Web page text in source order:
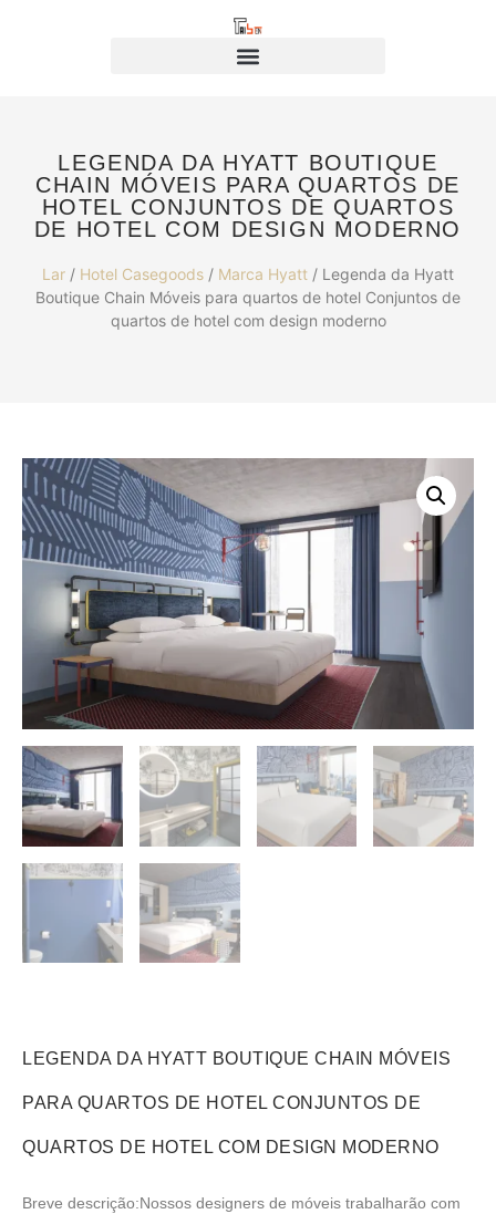
LEGENDA DA HYATT BOUTIQUE
CHAIN MÓVEIS PARA QUARTOS DE
HOTEL CONJUNTOS DE QUARTOS
DE HOTEL COM DESIGN MODERNO
Lar / Hotel Casegoods / Marca Hyatt / Legenda da Hyatt
Boutique Chain Móveis para quartos de hotel Conjuntos de
quartos de hotel com design moderno
LEGENDA DA HYATT BOUTIQUE CHAIN MÓVEIS
PARA QUARTOS DE HOTEL CONJUNTOS DE
QUARTOS DE HOTEL COM DESIGN MODERNO
Breve descrição:Nossos designers de móveis trabalharão com